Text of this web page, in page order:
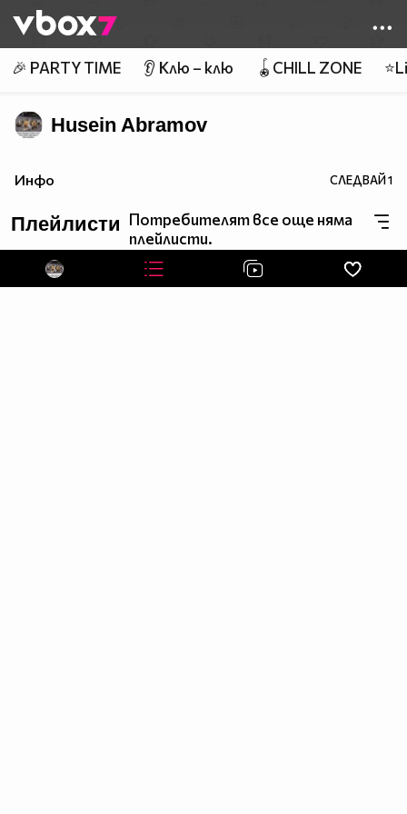
👾
🎉 PARTY TIME 👂 Клю – клю 🪀CHILL ZONE
Husein Abramov
Инфо СЛЕДВАЙ1
Плейлисти Потребителят все още няма
плейлисти.